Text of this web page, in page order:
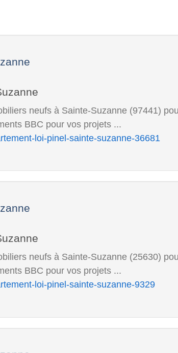
neufs à Sainte-Suzanne (97441)
BBC pour vos projets ...
loi-pinel-sainte-suzanne-36681
neufs à Sainte-Suzanne (25630)
BBC pour vos projets ...
loi-pinel-sainte-suzanne-9329